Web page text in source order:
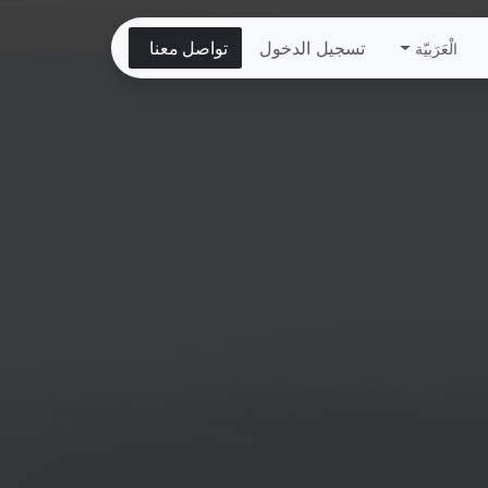
الْعَرَبيّة تسجيل الدخول تواصل معنا